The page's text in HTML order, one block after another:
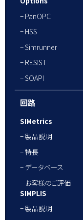
− PanOPC
− HSS
− Simrunner
− RESIST
− SOAPI
回路
SIMetrics
− 製品説明
− 特長
− データベース
− お客様のご評価
SIMPLIS
− 製品説明